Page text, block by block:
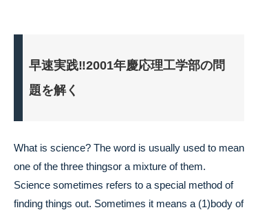
早速実践‼︎2001年慶応理工学部の問
題を解く
What is science? The word is usually used to mean
one of the three thingsor a mixture of them.
Science sometimes refers to a special method of
finding things out. Sometimes it means a (1)body of